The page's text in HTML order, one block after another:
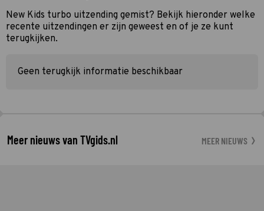
New Kids turbo uitzending gemist? Bekijk hieronder welke
recente uitzendingen er zijn geweest en of je ze kunt
terugkijken.
Geen terugkijk informatie beschikbaar
Meer nieuws van TVgids.nl MEER NIEUWS